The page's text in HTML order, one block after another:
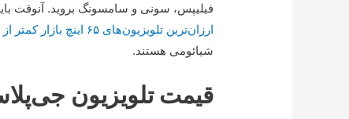
فیلیپس، سونی و سامسونگ بروید. آنوقت باید بابت آن‌ها دست‌کم
ارزان‌ترین تلویزیون‌های ۶۵ اینچ بازار کمتر از ۲۰ میلیون تومان قیمت دارند
شیائومی هستند.
قیمت تلویزیون جی‌پلاس ۶۵